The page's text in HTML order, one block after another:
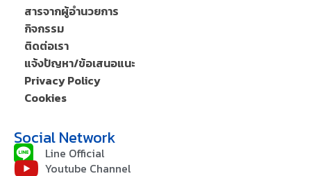
สารจากผู้อำนวยการ
กิจกรรม
ติดต่อเรา
แจ้งปัญหา/ข้อเสนอแนะ
Privacy Policy
Cookies
Social Network
Line Official
Youtube Channel